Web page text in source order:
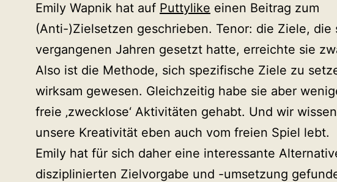
Emily Wapnik hat auf Puttylike einen Beitrag zum
(Anti-)Zielsetzen geschrieben. Tenor: die Ziele, die
vergangenen Jahren gesetzt hatte, erreichte sie
Also ist die Methode, sich spezifische Ziele zu
wirksam gewesen. Gleichzeitig habe sie aber
freie ‚zwecklose‘ Aktivitäten gehabt. Und wir
unsere Kreativität eben auch vom freien Spiel lebt.
Emily hat für sich daher eine interessante
disziplinierten Zielvorgabe und -umsetzung